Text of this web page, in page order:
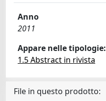
Anno
2011
Appare nelle tipologie:
1.5 Abstract in rivista
File in questo prodotto: